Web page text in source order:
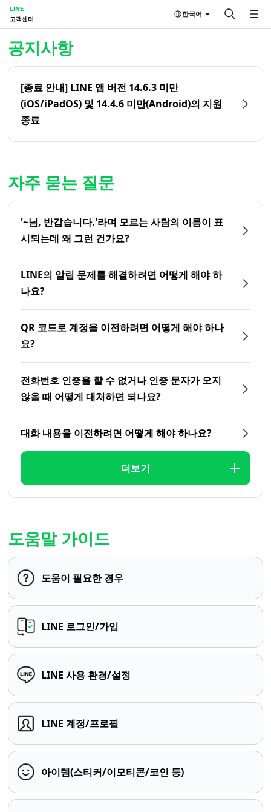
LINE
고객센터
한국어
공지사항
[종료 안내] LINE 앱 버전 14.6.3 미만
(iOS/iPadOS) 및 14.4.6 미만(Android)의 지원
종료
자주 묻는 질문
'~님, 반갑습니다.'라며 모르는 사람의 이름이 표
시되는데 왜 그런 건가요?
LINE의 알림 문제를 해결하려면 어떻게 해야 하
나요?
QR 코드로 계정을 이전하려면 어떻게 해야 하나
요?
전화번호 인증을 할 수 없거나 인증 문자가 오지
않을 때 어떻게 대처하면 되나요?
대화 내용을 이전하려면 어떻게 해야 하나요?
더보기
도움말 가이드
도움이 필요한 경우
LINE 로그인/가입
LINE 사용 환경/설정
LINE 계정/프로필
아이템(스티커/이모티콘/코인 등)